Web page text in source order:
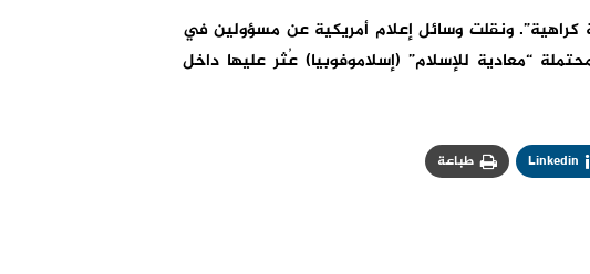
كراهية”. ونقلت وسائل إعلام أمريكية عن مسؤولين في
“معادية للإسلام” (إسلاموفوبيا) عُثر عليها داخل
Linkedin طباعة